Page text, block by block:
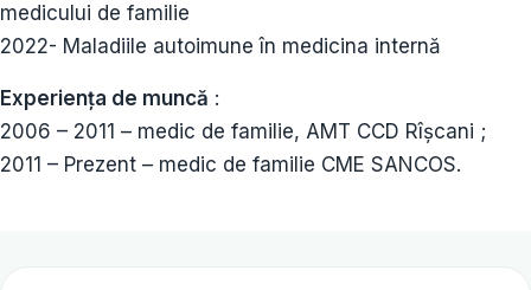
medicului de familie
2022- Maladiile autoimune în medicina internă
Experiența de muncă :
2006 – 2011 – medic de familie, AMT CCD Rîșcani ;
2011 – Prezent – medic de familie CME SANCOS.